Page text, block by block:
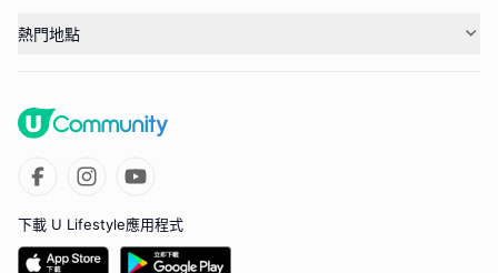
熱門地點
下載 U Lifestyle應用程式